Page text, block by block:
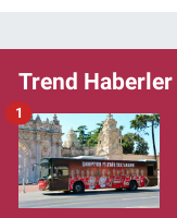
Trend Haberler
1